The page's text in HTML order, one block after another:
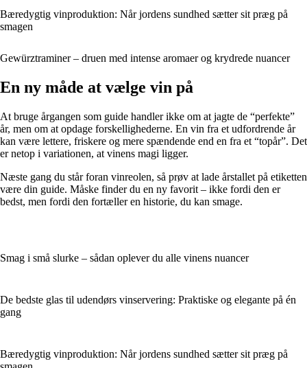
Bæredygtig vinproduktion: Når jordens sundhed sætter sit præg på
smagen
Gewürztraminer – druen med intense aromaer og krydrede nuancer
En ny måde at vælge vin på
At bruge årgangen som guide handler ikke om at jagte de “perfekte”
år, men om at opdage forskellighederne. En vin fra et udfordrende år
kan være lettere, friskere og mere spændende end en fra et “topår”. Det
er netop i variationen, at vinens magi ligger.
Næste gang du står foran vinreolen, så prøv at lade årstallet på etiketten
være din guide. Måske finder du en ny favorit – ikke fordi den er
bedst, men fordi den fortæller en historie, du kan smage.
Smag i små slurke – sådan oplever du alle vinens nuancer
De bedste glas til udendørs vinservering: Praktiske og elegante på én
gang
Bæredygtig vinproduktion: Når jordens sundhed sætter sit præg på